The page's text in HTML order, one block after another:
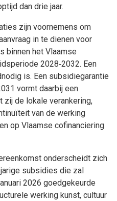
dan drie jaar.
zijn voornemens om
in te dienen voor
binnen het Vlaamse
2028‑2032. Een
is. Een subsidiegarantie
vormt daarbij een
zij de lokale verankering,
van de werking
op Vlaamse cofinanciering
onderscheidt zich
subsidies die zal
2026 goedgekeurde
werking kunst, cultuur